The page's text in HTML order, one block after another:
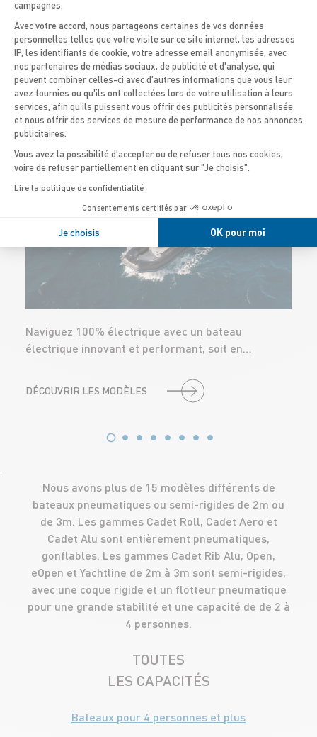
REVENIR À TOUTES LES TAILLES
NOS PROGRAMMES DE
NAVIGATION
BATEAUX
ÉLECTRIQUES
Naviguez 100% électrique avec un bateau
électrique innovant et performant, soit en…
DÉCOUVRIR LES MODÈLES
'
Nous avons plus de 15 modèles différents de
bateaux pneumatiques ou semi-rigides de 2m ou
de 3m. Les gammes Cadet Roll, Cadet Aero et
Cadet Alu sont entièrement pneumatiques,
gonflables. Les gammes Cadet Rib Alu, Open,
eOpen et Yachtline de 2m à 3m sont semi-rigides,
avec une coque rigide et un flotteur pneumatique
pour une grande stabilité et une capacité de de 2 à
4 personnes.
TOUTES
LES CAPACITÉS
Bateaux pour 4 personnes et plus
campagnes.
Avec votre accord, nous partageons certaines de vos données
personnelles telles que votre visite sur ce site internet, les adresses
IP, les identifiants de cookie, votre adresse email anonymisée, avec
nos partenaires de médias sociaux, de publicité et d'analyse, qui
peuvent combiner celles-ci avec d'autres informations que vous leur
avez fournies ou qu'ils ont collectées lors de votre utilisation à leurs
services, afin qu’ils puissent vous offrir des publicités personnalisée
et nous offrir des services de mesure de performance de nos annonces
publicitaires.
Vous avez la possibilité d'accepter ou de refuser tous nos cookies,
voire de refuser partiellement en cliquant sur "Je choisis".
Lire la politique de confidentialité
Consentements certifiés par
Je choisis OK pour moi
Axeptio consent